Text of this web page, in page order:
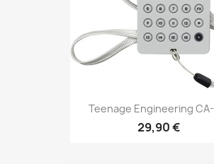
Teenage Engineering
29,90 €